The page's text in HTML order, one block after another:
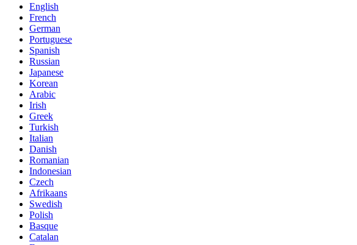
English
French
German
Portuguese
Spanish
Russian
Japanese
Korean
Arabic
Irish
Greek
Turkish
Italian
Danish
Romanian
Indonesian
Czech
Afrikaans
Swedish
Polish
Basque
Catalan